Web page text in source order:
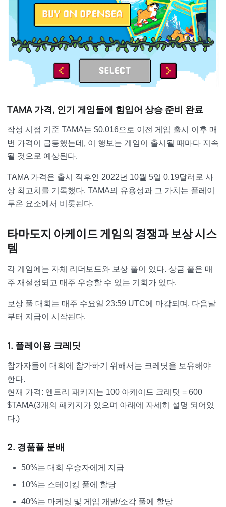
TAMA 가격, 인기 게임들에 힘입어 상승 준비 완료
작성 시점 기준 TAMA는 $0.016으로 이전 게임 출시 이후 매
번 가격이 급등했는데, 이 행보는 게임이 출시될 때마다 지속
될 것으로 예상된다.
TAMA 가격은 출시 직후인 2022년 10월 5일 0.19달러로 사
상 최고치를 기록했다. TAMA의 유용성과 그 가치는 플레이
투온 요소에서 비롯된다.
타마도지 아케이드 게임의 경쟁과 보상 시스
템
각 게임에는 자체 리더보드와 보상 풀이 있다. 상금 풀은 매
주 재설정되고 매주 우승할 수 있는 기회가 있다.
보상 풀 대회는 매주 수요일 23:59 UTC에 마감되며, 다음날
부터 지급이 시작된다.
1. 플레이용 크레딧
참가자들이 대회에 참가하기 위해서는 크레딧을 보유해야
한다.
현재 가격: 엔트리 패키지는 100 아케이드 크레딧 = 600
$TAMA(3개의 패키지가 있으며 아래에 자세히 설명 되어있
다.)
2. 경품풀 분배
50%는 대회 우승자에게 지급
10%는 스테이킹 풀에 할당
40%는 마케팅 및 게임 개발/소각 풀에 할당